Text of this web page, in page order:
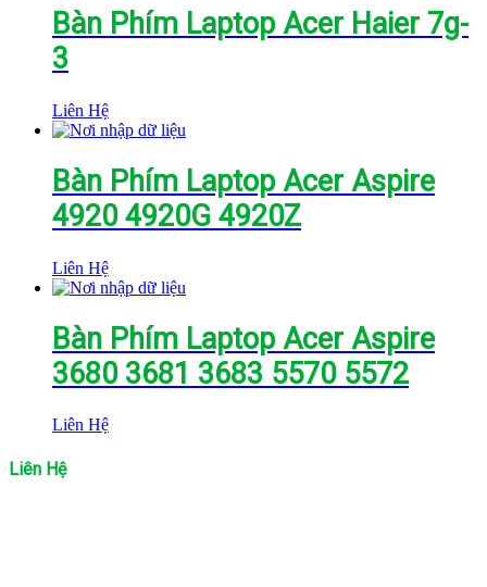
Bàn Phím Laptop Acer Haier 7g-
3
Liên Hệ
Bàn Phím Laptop Acer Aspire
4920 4920G 4920Z
Liên Hệ
Bàn Phím Laptop Acer Aspire
3680 3681 3683 5570 5572
Liên Hệ
Liên Hệ